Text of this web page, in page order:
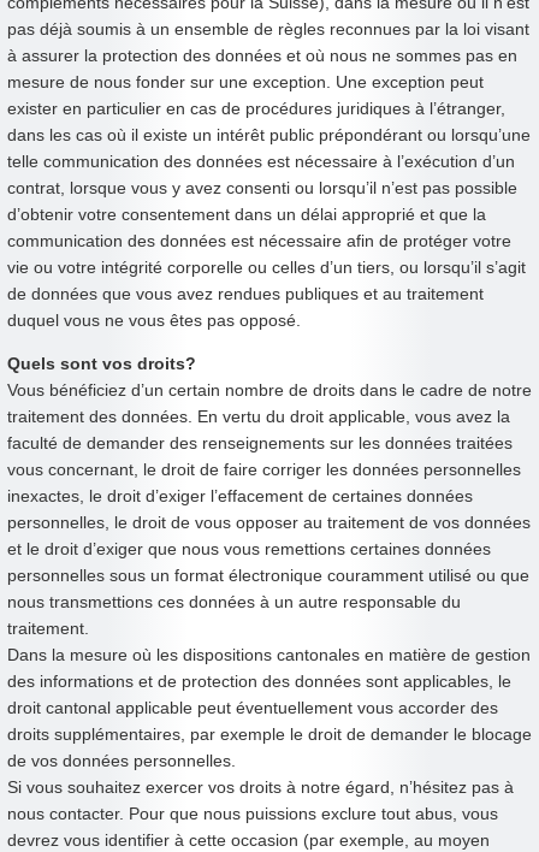
pas déjà soumis à un ensemble de règles reconnues par la loi visant
à assurer la protection des données et où nous ne sommes pas en
mesure de nous fonder sur une exception. Une exception peut
exister en particulier en cas de procédures juridiques à l’étranger,
dans les cas où il existe un intérêt public prépondérant ou lorsqu’une
telle communication des données est nécessaire à l’exécution d’un
contrat, lorsque vous y avez consenti ou lorsqu’il n’est pas possible
d’obtenir votre consentement dans un délai approprié et que la
communication des données est nécessaire afin de protéger votre
vie ou votre intégrité corporelle ou celles d’un tiers, ou lorsqu’il s’agit
de données que vous avez rendues publiques et au traitement
duquel vous ne vous êtes pas opposé.
Quels sont vos droits?
Vous bénéficiez d’un certain nombre de droits dans le cadre de notre
traitement des données. En vertu du droit applicable, vous avez la
faculté de demander des renseignements sur les données traitées
vous concernant, le droit de faire corriger les données personnelles
inexactes, le droit d’exiger l’effacement de certaines données
personnelles, le droit de vous opposer au traitement de vos données
et le droit d’exiger que nous vous remettions certaines données
personnelles sous un format électronique couramment utilisé ou que
nous transmettions ces données à un autre responsable du
traitement.
Dans la mesure où les dispositions cantonales en matière de gestion
des informations et de protection des données sont applicables, le
droit cantonal applicable peut éventuellement vous accorder des
droits supplémentaires, par exemple le droit de demander le blocage
de vos données personnelles.
Si vous souhaitez exercer vos droits à notre égard, n’hésitez pas à
nous contacter. Pour que nous puissions exclure tout abus, vous
devrez vous identifier à cette occasion (par exemple, au moyen